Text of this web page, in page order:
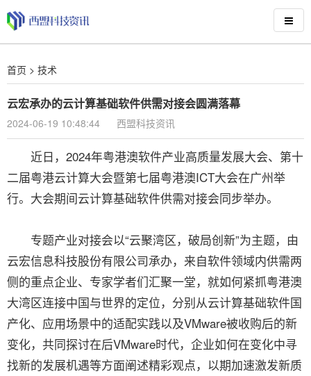
首页 > 技术
云宏承办的云计算基础软件供需对接会圆满落幕
2024-06-19 10:48:44 西盟科技资讯
近日，2024年粤港澳软件产业高质量发展大会、第十
二届粤港云计算大会暨第七届粤港澳ICT大会在广州举
行。大会期间云计算基础软件供需对接会同步举办。
专题产业对接会以“云聚湾区，破局创新”为主题，由
云宏信息科技股份有限公司承办，来自软件领域内供需两
侧的重点企业、专家学者们汇聚一堂，就如何紧抓粤港澳
大湾区连接中国与世界的定位，分别从云计算基础软件国
产化、应用场景中的适配实践以及VMware被收购后的新
变化，共同探讨在后VMware时代，企业如何在变化中寻
找新的发展机遇等方面阐述精彩观点，以期加速激发新质